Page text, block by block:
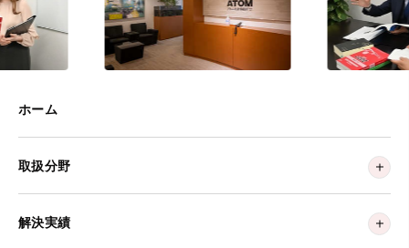
ホーム
取扱分野
解決実績